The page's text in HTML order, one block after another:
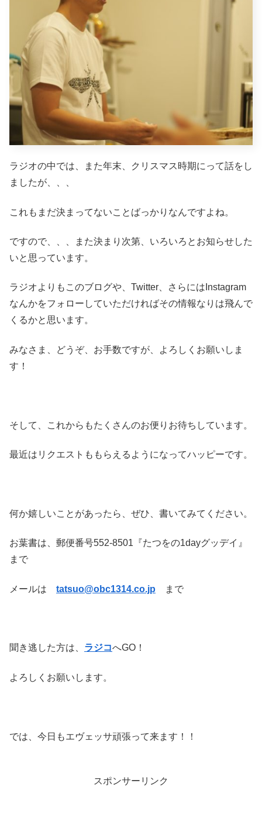
ラジオの中では、また年末、クリスマス時期にって話をし
ましたが、、、
これもまだ決まってないことばっかりなんですよね。
ですので、、、また決まり次第、いろいろとお知らせした
いと思っています。
ラジオよりもこのブログや、Twitter、さらにはInstagram
なんかをフォローしていただければその情報なりは飛んで
くるかと思います。
みなさま、どうぞ、お手数ですが、よろしくお願いしま
す！
そして、これからもたくさんのお便りお待ちしています。
最近はリクエストももらえるようになってハッピーです。
何か嬉しいことがあったら、ぜひ、書いてみてください。
お葉書は、郵便番号552-8501『たつをの1dayグッデイ』
まで
メールは tatsuo@obc1314.co.jp まで
聞き逃した方は、 ラジコへGO！
よろしくお願いします。
では、今日もエヴェッサ頑張って来ます！！
スポンサーリンク